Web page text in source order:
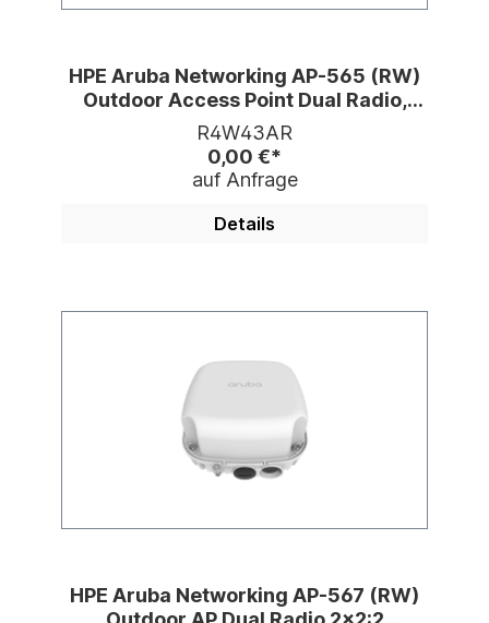
HPE Aruba Networking AP-565 (RW)
Outdoor Access Point Dual Radio,
WiFi 6
R4W43AR
0,00 €*
auf Anfrage
Details
HPE Aruba Networking AP-567 (RW)